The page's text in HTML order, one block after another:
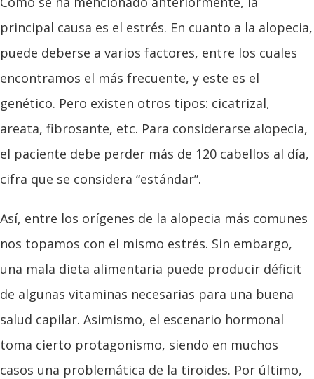
principal causa es el estrés. En cuanto a la alopecia,
puede deberse a varios factores, entre los cuales
encontramos el más frecuente, y este es el
genético. Pero existen otros tipos: cicatrizal,
areata, fibrosante, etc. Para considerarse alopecia,
el paciente debe perder más de 120 cabellos al día,
cifra que se considera “estándar”.
Así, entre los orígenes de la alopecia más comunes
nos topamos con el mismo estrés. Sin embargo,
una mala dieta alimentaria puede producir déficit
de algunas vitaminas necesarias para una buena
salud capilar. Asimismo, el escenario hormonal
toma cierto protagonismo, siendo en muchos
casos una problemática de la tiroides. Por último,